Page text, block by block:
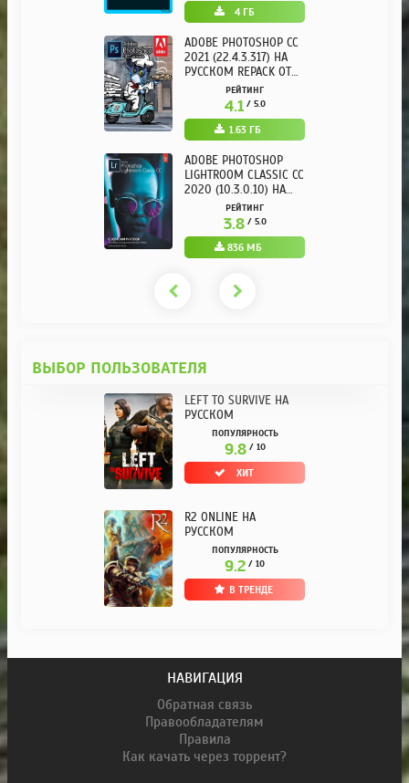
4 ГБ
ADOBE PHOTOSHOP CC
2021 (22.4.3.317) НА
РУССКОМ REPACK ОТ
KPOJIUKРЕЙТИНГ
4.1 / 5.0
1.63 ГБ
ADOBE PHOTOSHOP
LIGHTROOM CLASSIC CC
2020 (10.3.0.10) НА
РУССКОМ REPACK ОТ
KPOJIUK
РЕЙТИНГ
3.8 / 5.0
836 МБ
ВЫБОР ПОЛЬЗОВАТЕЛЯ
LEFT TO SURVIVE НА
РУССКОМ
ПОПУЛЯРНОСТЬ
9.8 / 10
ХИТ
R2 ONLINE НА
РУССКОМ
ПОПУЛЯРНОСТЬ
9.2 / 10
В ТРЕНДЕ
НАВИГАЦИЯ
Обратная связь
Правообладателям
Правила
Как качать через торрент?